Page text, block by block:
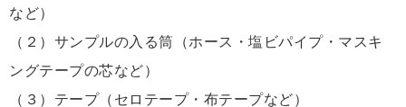
など）
（２）サンプルの入る筒（ホース・塩ビパイプ・マスキ
ングテープの芯など）
（３）テープ（セロテープ・布テープなど）